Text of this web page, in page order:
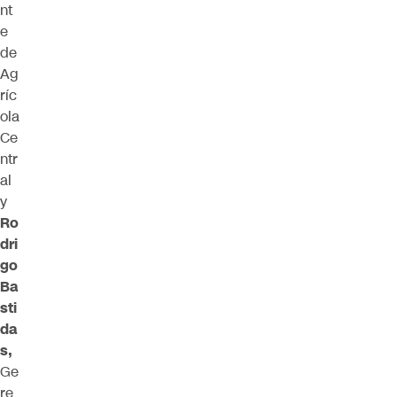
nt
e
de
Ag
ríc
ola
Ce
ntr
al
y
Ro
dri
go
Ba
sti
da
s,
Ge
re